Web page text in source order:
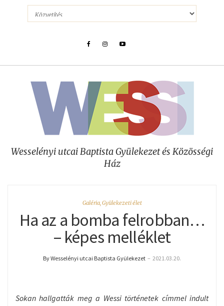
Wesselényi utcai Baptista Gyülekezet és Közösségi
Ház
Galéria,Gyülekezeti élet
Ha az a bomba felrobban…
– képes melléklet
By Wesselényi utcai Baptista Gyülekezet – 2021.03.20.
Sokan hallgatták meg a Wessi történetek címmel indult